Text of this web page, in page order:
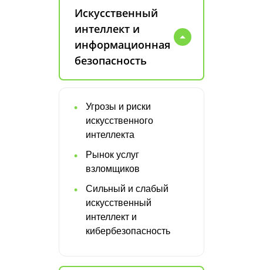
Искусственный
интеллект и
информационная
безопасность
Угрозы и риски
искусственного
интеллекта
Рынок услуг
взломщиков
Сильный и слабый
искусственный
интеллект и
кибербезопасность